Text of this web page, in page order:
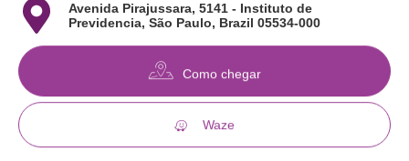
Avenida Pirajussara, 5141 - Instituto de
Previdencia, São Paulo, Brazil 05534-000
Como chegar
Waze